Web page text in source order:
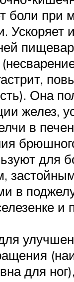
боли при
Ускоряет
Она
желез,
в
для
в
и
для